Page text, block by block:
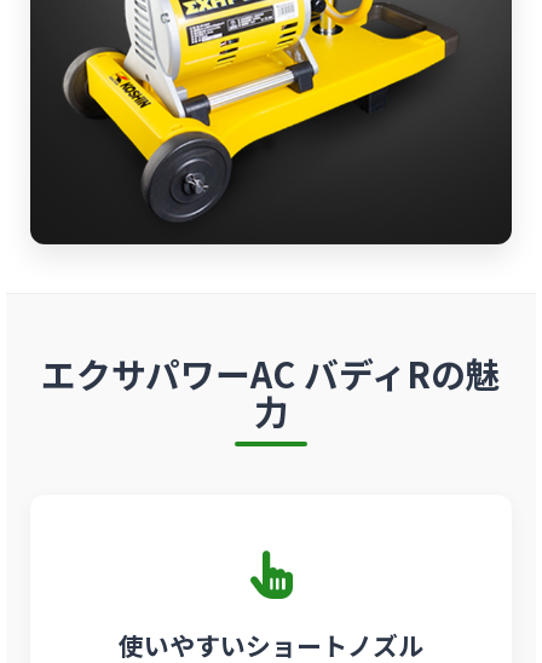
エクサパワーAC バディRの魅
力
使いやすいショートノズル